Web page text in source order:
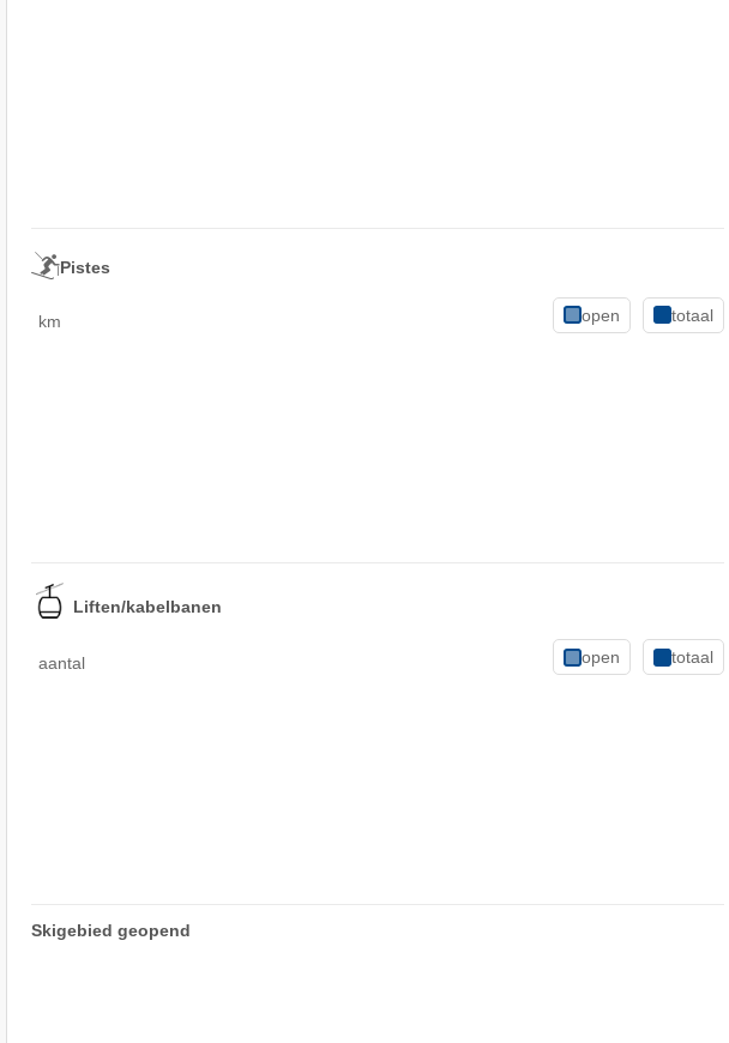
Pistes
km open totaal
Liften/kabelbanen
aantal open totaal
Skigebied geopend